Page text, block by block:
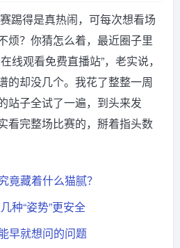
踢得是真热闹，可每次想看场
烦？你猜怎么着，最近圈子里
线观看免费直播站”，老实说，
的却没几个。我花了整整一周
站子全试了一遍，到头来发
看完整场比赛的，掰着指头数
竟藏着什么猫腻？
种“姿势”更安全
早就想问的问题